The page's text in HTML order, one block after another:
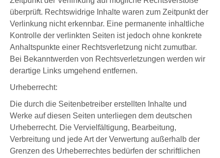
überprüft. Rechtswidrige Inhalte waren zum Zeitpunkt der
Verlinkung nicht erkennbar. Eine permanente inhaltliche
Kontrolle der verlinkten Seiten ist jedoch ohne konkrete
Anhaltspunkte einer Rechtsverletzung nicht zumutbar.
Bei Bekanntwerden von Rechtsverletzungen werden wir
derartige Links umgehend entfernen.
Urheberrecht:
Die durch die Seitenbetreiber erstellten Inhalte und
Werke auf diesen Seiten unterliegen dem deutschen
Urheberrecht. Die Vervielfältigung, Bearbeitung,
Verbreitung und jede Art der Verwertung außerhalb der
Grenzen des Urheberrechtes bedürfen der schriftlichen